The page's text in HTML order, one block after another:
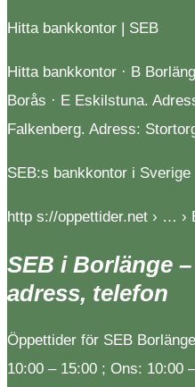
Hitta bankkontor | SEB
Hitta bankkontor · B
Borås⁠ · E Eskilstuna⁠.
Falkenberg⁠. Adress:
SEB:s bankkontor i Sverige
http s://oppettider.net › … ›
SEB i Borlänge
adress, telefon
Öppettider för SEB
10:00 – 15:00 ; Ons: 10:00